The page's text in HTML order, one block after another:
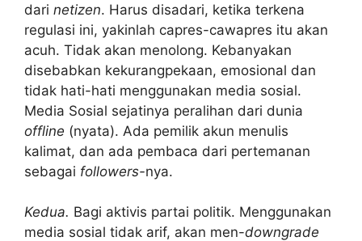
dari netizen. Harus disadari, ketika terkena
regulasi ini, yakinlah capres-cawapres itu akan
acuh. Tidak akan menolong. Kebanyakan
disebabkan kekurangpekaan, emosional dan
tidak hati-hati menggunakan media sosial.
Media Sosial sejatinya peralihan dari dunia
offline (nyata). Ada pemilik akun menulis
kalimat, dan ada pembaca dari pertemanan
sebagai followers-nya.
Kedua. Bagi aktivis partai politik. Menggunakan
media sosial tidak arif, akan men-downgrade